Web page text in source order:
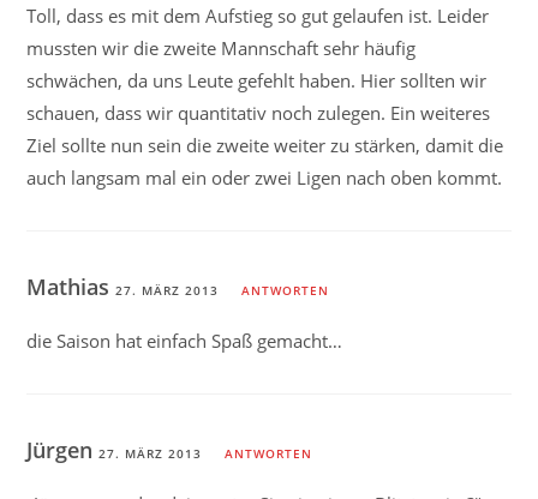
Toll, dass es mit dem Aufstieg so gut gelaufen ist. Leider
mussten wir die zweite Mannschaft sehr häufig
schwächen, da uns Leute gefehlt haben. Hier sollten wir
schauen, dass wir quantitativ noch zulegen. Ein weiteres
Ziel sollte nun sein die zweite weiter zu stärken, damit die
auch langsam mal ein oder zwei Ligen nach oben kommt.
Mathias27. MÄRZ 2013 ANTWORTEN
die Saison hat einfach Spaß gemacht…
Jürgen27. MÄRZ 2013 ANTWORTEN